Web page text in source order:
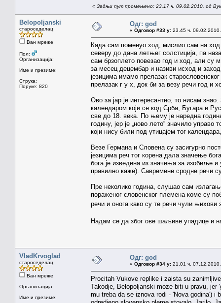
« Задњи пут промењено: 23.17 ч. 09.02.2010. од Вук
Belopoljanski
староседелац
Ван мреже
Пол:
Организација:
Име и презиме:
Струка:
Поруке: 820
Одг: god
« Одговор #33 у: 23.45 ч.
Када сам поменуо ход, мислио сам на ход
северу до дана летњег солстиција, па
сам брзоплето повезао год и ход, али су
за месец децембар и називи исход и
језицима имамо прелазак
прелазак г у х, док би за везу речи год и
Ово за јар је интересантно, то нисам
календаром који се код Срба, Бугара и
све до 18. века. По њему је наредна
годину, јер је „ново лето“ значило
који нису били под утицајем тог
Везе Германа и Словена су засигурно
језицима реч тог корена дала значење
бога је изведена из значења за изобиље и
правилно каже). Савремене сродне речи су
Пре неколико година, слушао сам
пораженог словенског племена коме су
речи и онога како су те речи чули
Надам се да због ове шаљиве упадице и
VladKrvoglad
староседелац
Ван мреже
Организација:
Име и презиме:
Одг: god
« Одговор #34 у: 21.01 ч.
Procitah Vukove replike i zaista su
Takodje, Belopoljanski moze biti u pravu,
mu treba da se iznova rodi - 'Nova godina') i